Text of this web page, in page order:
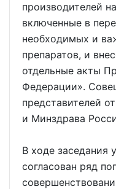
производителей
включенные в
необходимых и
препаратов, и
отдельные акты
Федерации».
представителей
и Минздрава
В ходе заседания
согласован ряд